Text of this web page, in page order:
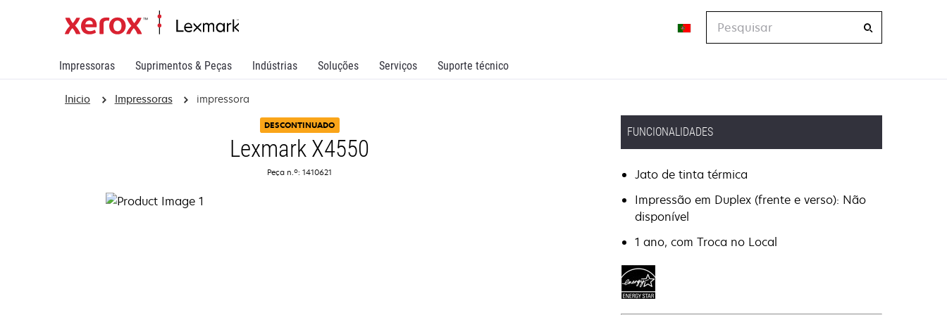
Impressoras Suprimentos & Peças Indústrias Soluções Serviços Suporte técnico
Inicio Impressoras impressora
DESCONTINUADO
Lexmark X4550
Peça n.º: 1410621
FUNCIONALIDADES
Jato de tinta térmica
Impressão em Duplex (frente e verso): Não
disponível
1 ano, com Troca no Local